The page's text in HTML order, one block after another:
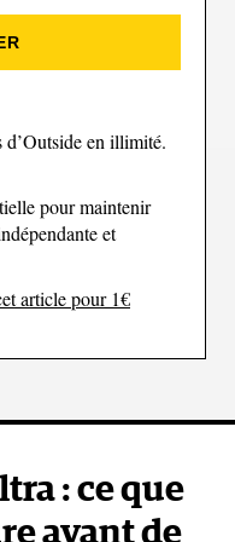
bien me
avec la
l'air hivernal, et
glacée. Une
Je ressens le
d’Outside en illimité.
pour maintenir
et
article pour 1€
: ce que
avant de